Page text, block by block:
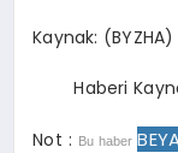
Kaynak:
Haberi
Not : Bu haber